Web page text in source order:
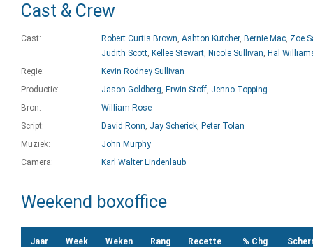
Cast & Crew
Cast: Robert Curtis Brown, Ashton Kutcher, Bernie Mac, Zoe
Judith Scott, Kellee Stewart, Nicole Sullivan, Hal
Regie:
Kevin Rodney Sullivan
Productie:
Jason Goldberg, Erwin Stoff, Jenno Topping
Bron:
William Rose
Script:
David Ronn, Jay Scherick, Peter Tolan
Muziek:
John Murphy
Camera:
Karl Walter Lindenlaub
Weekend boxoffice
Jaar Week Weken Rang Recette % Chg